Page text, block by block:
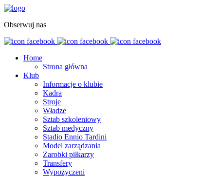
Obserwuj nas
Home
Strona główna
Klub
Informacje o klubie
Kadra
Stroje
Władze
Sztab szkoleniowy
Sztab medyczny
Stadio Ennio Tardini
Model zarządzania
Zarobki piłkarzy
Transfery
Wypożyczeni